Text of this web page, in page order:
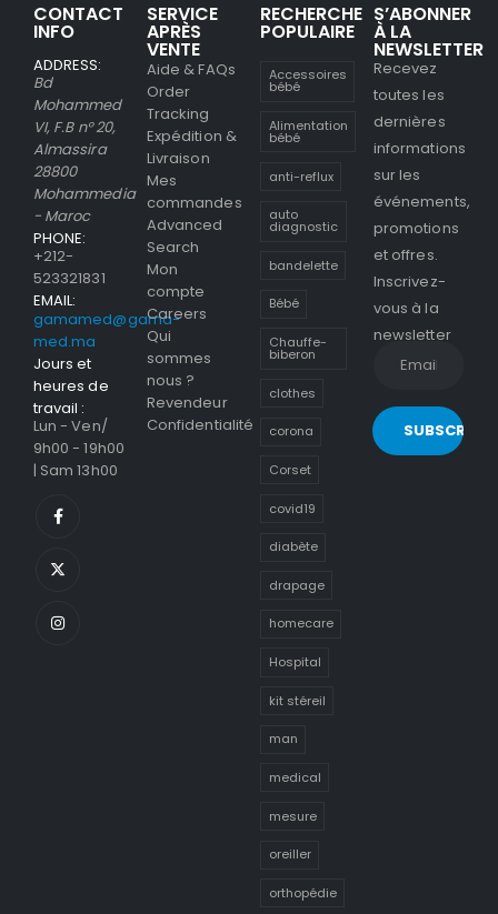
CONTACT
INFO
ADDRESS:
Bd
Mohammed
VI, F.B n° 20,
Almassira
28800
Mohammedia
- Maroc
PHONE:
+212-
523321831
EMAIL:
gamamed@gama-
med.ma
Jours et
heures de
travail :
Lun - Ven/
9h00 - 19h00
| Sam 13h00
SERVICE
APRÈS
VENTE
Aide & FAQs
Order
Tracking
Expédition &
Livraison
Mes
commandes
Advanced
Search
Mon
compte
Careers
Qui
sommes
nous ?
Revendeur
Confidentialité
RECHERCHE
POPULAIRE
Accessoires
bébé
Alimentation
bébé
anti-reflux
auto
diagnostic
bandelette
Bébé
Chauffe-
biberon
clothes
corona
Corset
covid19
diabète
drapage
homecare
Hospital
kit stéreil
man
medical
mesure
oreiller
orthopédie
S’ABONNER
À LA
NEWSLETTER
Recevez
toutes les
dernières
informations
sur les
événements,
promotions
et offres.
Inscrivez-
vous à la
newsletter